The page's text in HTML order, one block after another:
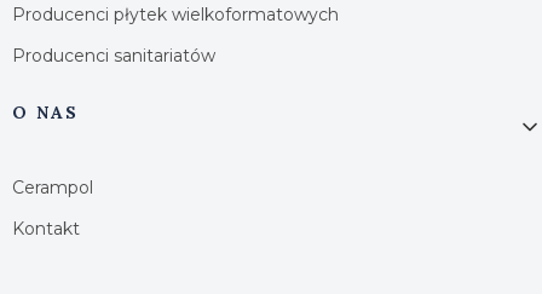
Producenci płytek wielkoformatowych
Producenci sanitariatów
O NAS
Cerampol
Kontakt